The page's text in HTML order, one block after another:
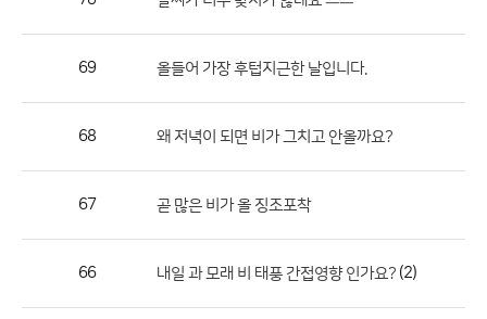
록
공
69 올들어 가장 후텁지근한 날입니다.
68 왜 저녁이 되면 비가 그치고 안올까요?
67 곧 많은 비가 올 징조포착
66 내일 과 모래 비 태풍 간접영향 인가요? (2)